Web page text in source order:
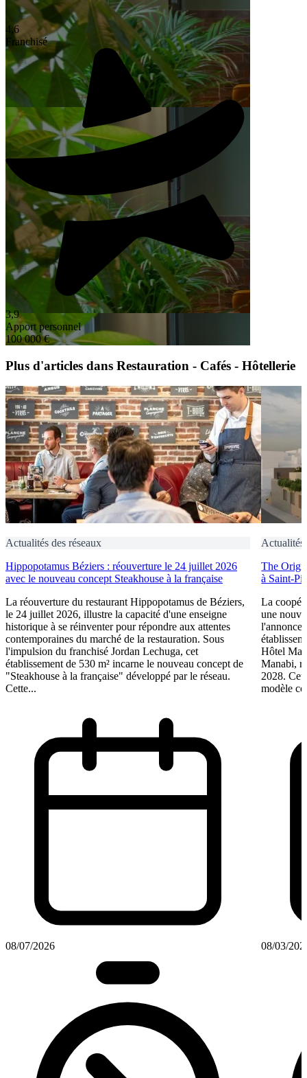
4,6
Franchisé
3,9
Apport personnel
100 000 €
Plus d'articles dans Restauration - Cafés - Hôtellerie
Actualités des réseaux
Hippopotamus Béziers : réouverture le 24 juillet 2026
avec le nouveau concept Steakhouse à la française
La réouverture du restaurant Hippopotamus de Béziers,
le 24 juillet 2026, illustre la capacité d'une enseigne
historique à se réinventer pour répondre aux attentes
contemporaines du marché de la restauration. Sous
l'impulsion du franchisé Jordan Lechuga, cet
établissement de 530 m² incarne le nouveau concept de
"Steakhouse à la française" développé par le réseau.
Cette...
08/07/2026
Actualités
The
à Saint-
La
une
l'annonce
Hôtel
Manabi,
2028.
modèle
08/03/